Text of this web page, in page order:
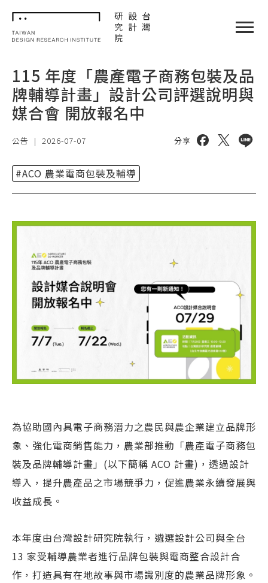
TDRI
單
115 年度「農產電子商務包裝及品
牌輔導計畫」設計公司評選說明與
媒合會 開放報名中
公告 | 2026-07-07 分享 分享到分享到
分享
#ACO 農業電商包裝及輔導
為協助國內具電子商務潛力之農民與農企業建立品牌形
象、強化電商銷售能力，農業部推動「農產電子商務包
裝及品牌輔導計畫」(以下簡稱 ACO 計畫)，透過設計
導入，提升農產品之市場競爭力，促進農業永續發展與
收益成長。
本年度由台灣設計研究院執行，遴選設計公司與全台
13 家受輔導農業者進行品牌包裝與電商整合設計合
作，打造具有在地故事與市場識別度的農業品牌形象。